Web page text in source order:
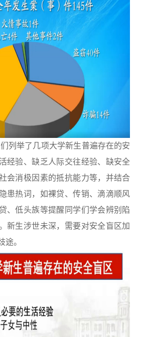
列举了几项大学新生普遍存在的安
经验、缺乏人际交往经验、缺安全
会消极因素的抵抗能力等，并结合
患热词，如裸贷、传销、滴滴顺风
、低头族等提醒同学们学会辨别陷
新生涉世未深，需要对安全盲区加
途。